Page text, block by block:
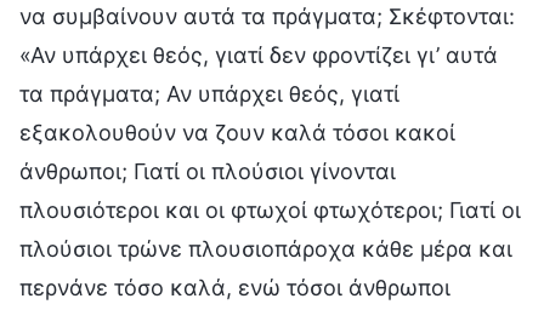
να συμβαίνουν αυτά τα πράγματα; Σκέφτονται:
«Αν υπάρχει θεός, γιατί δεν φροντίζει γι’ αυτά
τα πράγματα; Αν υπάρχει θεός, γιατί
εξακολουθούν να ζουν καλά τόσοι κακοί
άνθρωποι; Γιατί οι πλούσιοι γίνονται
πλουσιότεροι και οι φτωχοί φτωχότεροι; Γιατί οι
πλούσιοι τρώνε πλουσιοπάροχα κάθε μέρα και
περνάνε τόσο καλά, ενώ τόσοι άνθρωποι